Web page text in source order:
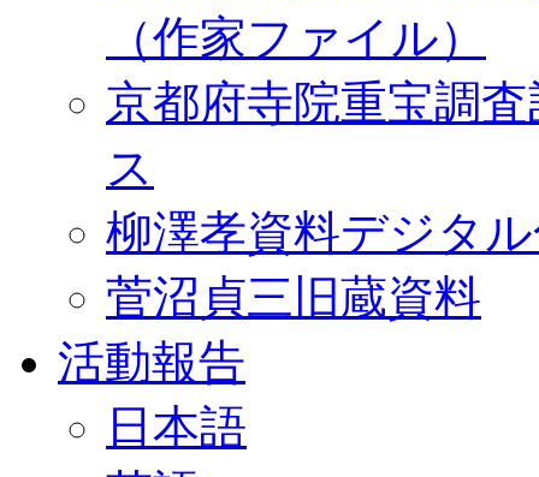
（作家ファイル）
京都府寺院重宝調
ス
柳澤孝資料デジタ
菅沼貞三旧蔵資料
活動報告
日本語